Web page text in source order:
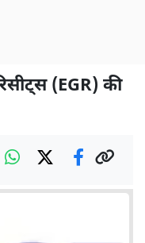
(EGR) की